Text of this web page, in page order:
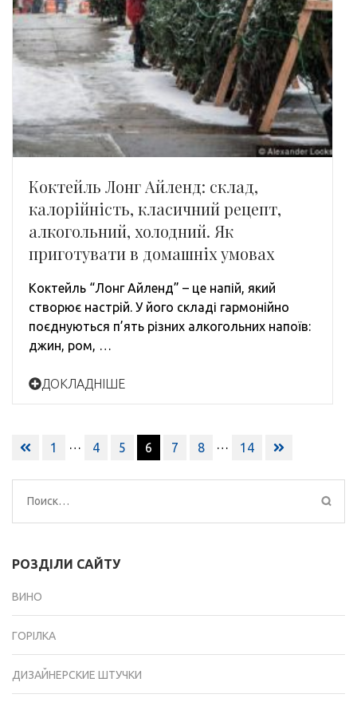
Коктейль Лонг Айленд: склад,
калорійність, класичний рецепт,
алкогольний, холодний. Як
приготувати в домашніх умовах
Коктейль “Лонг Айленд” – це напій, який
створює настрій. У його складі гармонійно
поєднуються п’ять різних алкогольних напоїв:
джин, ром, …
ДОКЛАДНІШЕ
Навигация
записям
1 … 4 5 6 7 8 … 14
Найти:
РОЗДІЛИ САЙТУ
ВИНО
ГОРІЛКА
ДИЗАЙНЕРСКИЕ ШТУЧКИ